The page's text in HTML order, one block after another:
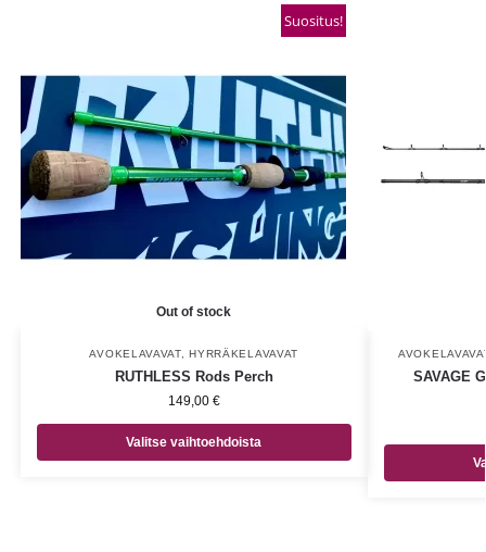
Out of stock
Suositus!
AVOKELAVAVAT,HYRRÄKELAVAVAT
RUTHLESS Rods Perch
149,00 €
Valitse vaihtoehdoista
SAVAGE